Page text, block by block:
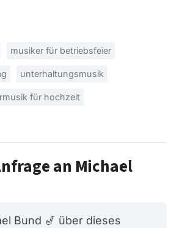
musiker für betriebsfeier
unterhaltungsmusik
für hochzeit
an Michael
Bund 🎷 über dieses